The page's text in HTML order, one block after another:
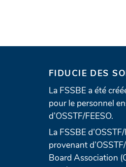
FIDUCIE DES
La FSSBE a été
pour le personnel
d’OSSTF/FEESO.
La FSSBE
provenant
Board Association